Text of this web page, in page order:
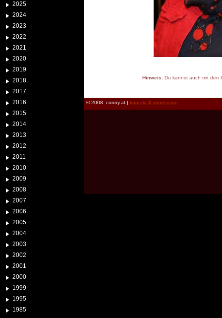
2025
2024
2023
2022
2021
2020
2019
2018
2017
2016
2015
2014
2013
2012
2011
2010
2009
2008
2007
2006
2005
2004
2003
2002
2001
2000
1999
1995
1985
Hinweis:Du kannst auch mit den
© 2008: conny.at | kontakt & impressum